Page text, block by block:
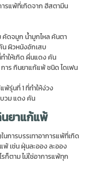
รแพ้ที่เกิดจาก ฮีสตามีน
คัดจมูก น้ำมูกไหล คันตา
ผิวหนังอักเสบ
ำให้เกิด ผื่นแดง คัน
การ กินยาแก้แพ้ ชนิด ไดเฟน
พ้รุ่นที่ 1 ที่ทำให้ง่วง
วม แดง คัน
ยาแก้แพ้
ารบรรเทาอาการแพ้ที่เกิด
เช่น ฝุ่นละออง ละออง
ก็ตาม ไม่ใช่อาการแพ้ทุก